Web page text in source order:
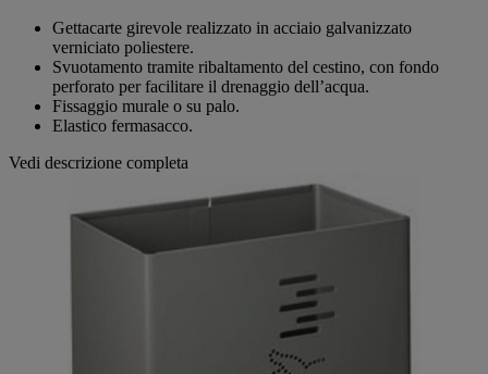
pagina.
Gettacarte girevole realizzato in acciaio galvanizzato
verniciato poliestere.
Svuotamento tramite ribaltamento del cestino, con fondo
perforato per facilitare il drenaggio dell’acqua.
Fissaggio murale o su palo.
Elastico fermasacco.
Vedi descrizione completa